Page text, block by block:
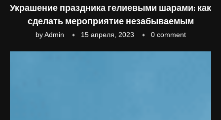
Украшение праздника гелиевыми шарами: как
сделать мероприятие незабываемым
byAdmin 15 апреля, 2023 0 comment